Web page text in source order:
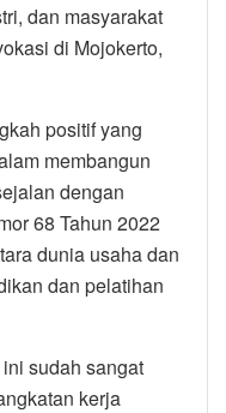
dan masyarakat
di Mojokerto,
positif yang
membangun
dengan
68 Tahun 2022
dunia usaha dan
dan pelatihan
sudah sangat
kerja